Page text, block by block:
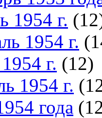
1954 г.
1954 г.
г. (12)
1954 г.
года